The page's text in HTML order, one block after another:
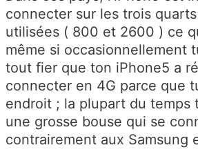
connecter sur les trois
utilisées ( 800 et 2600 ) ce
même si occasionnellement
tout fier que ton iPhone5 a
connecter en 4G parce que
endroit ; la plupart du temps
une grosse bouse qui se
contrairement aux Samsung